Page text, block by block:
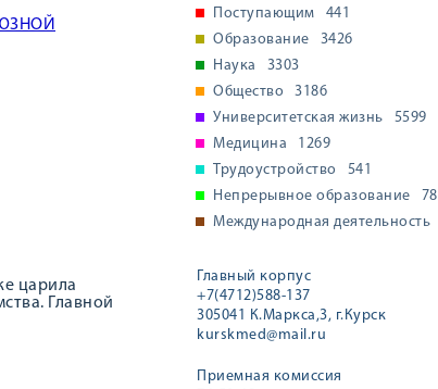
царила
Главной
Поступающим
441
Образование
3426
Наука
3303
Общество
3186
Университетская жизнь
5599
Медицина
1269
Трудоустройство
541
Непрерывное образование
78
Международная деятельность
Главный корпус
+7(4712)588-137
305041 К.Маркса,3, г.Курск
kurskmed@mail.ru
Приемная комиссия